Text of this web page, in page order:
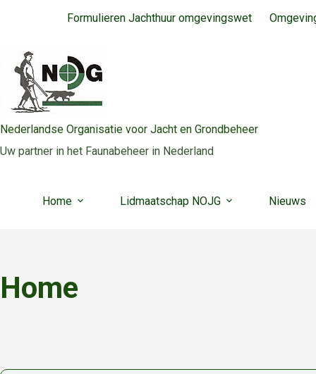
inhoud
Formulieren Jachthuur omgevingswet
Nederlandse Organisatie voor Jacht en Grondbeheer
Uw partner in het Faunabeheer in Nederland
Home Lidmaatschap NOJG Nieuws
Home